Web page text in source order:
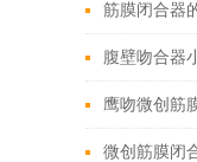
筋膜闭合器
绍
腹壁吻合器
的
鹰吻微创筋
术大突破
微创筋膜闭